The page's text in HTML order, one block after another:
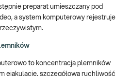
preparat umieszczany pod
a system komputerowy rejestruje
to koncentracja plemników
ejakulacie, szczegółowa ruchliwość